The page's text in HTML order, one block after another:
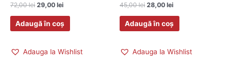
72,00lei 29,00 lei
Adaugă în coș
Adauga la Wishlist
45,00lei 28,00 lei
Adaugă în coș
Adauga la Wishlist